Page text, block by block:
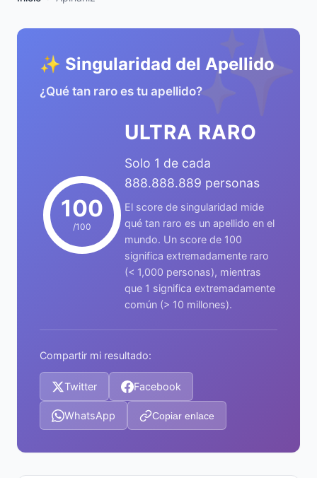
✨
✨ Singularidad del Apellido
¿Qué tan raro es tu apellido?
100
/100
ULTRA RARO
Solo 1 de cada
888.888.889 personas
El score de singularidad mide
qué tan raro es un apellido en el
mundo. Un score de 100
significa extremadamente raro
(< 1,000 personas), mientras
que 1 significa extremadamente
común (> 10 millones).
Compartir mi resultado:
Twitter Facebook
WhatsApp Copiar enlace